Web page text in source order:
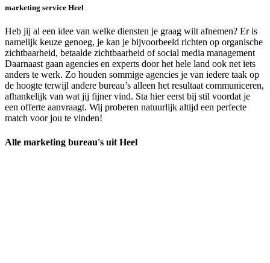
marketing service Heel
Heb jij al een idee van welke diensten je graag wilt afnemen? Er is
namelijk keuze genoeg, je kan je bijvoorbeeld richten op organische
zichtbaarheid, betaalde zichtbaarheid of social media management
Daarnaast gaan agencies en experts door het hele land ook net iets
anders te werk. Zo houden sommige agencies je van iedere taak op
de hoogte terwijl andere bureau’s alleen het resultaat communiceren,
afhankelijk van wat jij fijner vind. Sta hier eerst bij stil voordat je
een offerte aanvraagt. Wij proberen natuurlijk altijd een perfecte
match voor jou te vinden!
Alle marketing bureau's uit Heel